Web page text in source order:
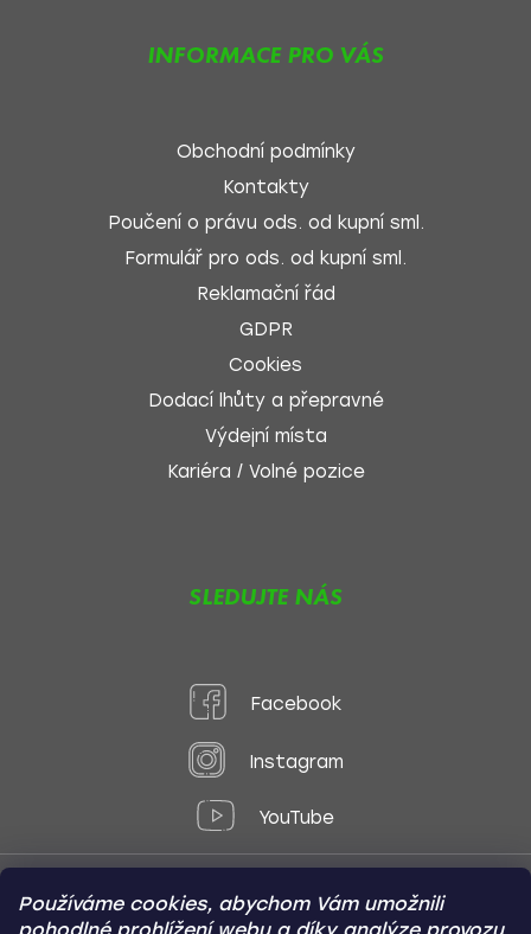
Používáme cookies, abychom Vám umožnili
INFORMACE PRO VÁS
Obchodní podmínky
Kontakty
Poučení o právu ods. od kupní sml.
Formulář pro ods. od kupní sml.
Reklamační řád
GDPR
Cookies
Dodací lhůty a přepravné
Výdejní místa
Kariéra / Volné pozice
SLEDUJTE NÁS
Facebook
Instagram
YouTube
Způsoby platby: